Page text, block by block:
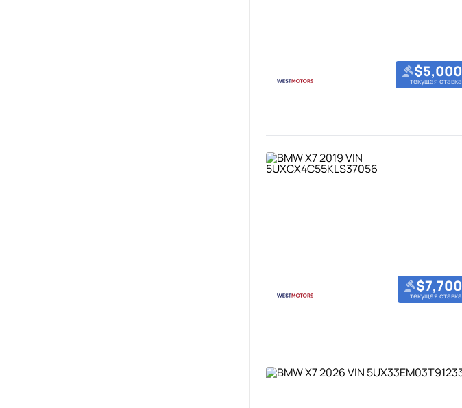
$5,000
текущая ставка
$7,700
текущая ставка